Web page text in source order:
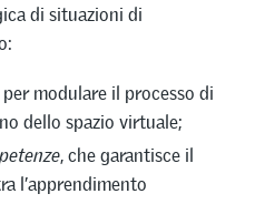
di situazioni di
per modulare il processo di
dello spazio virtuale;
, che garantisce il
l’apprendimento